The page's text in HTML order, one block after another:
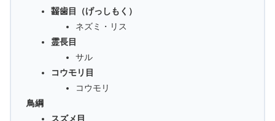
齧歯目（げっしもく）
ネズミ・リス
霊長目
サル
コウモリ目
コウモリ
鳥綱
スズメ目